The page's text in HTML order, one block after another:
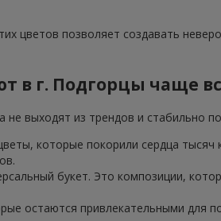
цветов позволяет создавать
в г. Подгорцы чаще
выходят из трендов и стабильно
которые покорили сердца тысяч
букет. Это композиции,
остаются привлекательными для